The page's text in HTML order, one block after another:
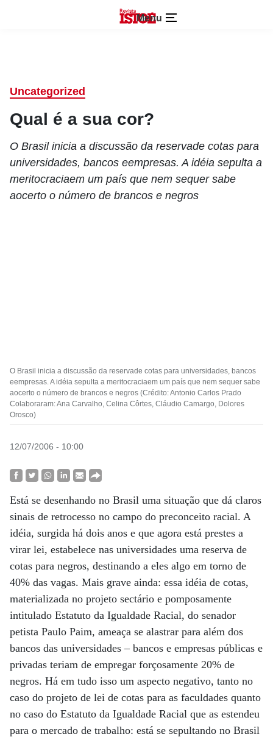
Menu
Uncategorized
Qual é a sua cor?
O Brasil inicia a discussão da reservade cotas para
universidades, bancos eempresas. A idéia sepulta a
meritocraciaem um país que nem sequer sabe
aocerto o número de brancos e negros
O Brasil inicia a discussão da reservade cotas para universidades, bancos
eempresas. A idéia sepulta a meritocraciaem um país que nem sequer sabe
aocerto o número de brancos e negros (Crédito: Antonio Carlos Prado
Colaboraram: Ana Carvalho, Celina Côrtes, Cláudio Camargo, Dolores
Orosco)
12/07/2006 - 10:00
Está se desenhando no Brasil uma situação que dá claros
sinais de retrocesso no campo do preconceito racial. A
idéia, surgida há dois anos e que agora está prestes a
virar lei, estabelece nas universidades uma reserva de
cotas para negros, destinando a eles algo em torno de
40% das vagas. Mais grave ainda: essa idéia de cotas,
materializada no projeto sectário e pomposamente
intitulado Estatuto da Igualdade Racial, do senador
petista Paulo Paim, ameaça se alastrar para além dos
bancos das universidades – bancos e empresas públicas e
privadas teriam de empregar forçosamente 20% de
negros. Há em tudo isso um aspecto negativo, tanto no
caso do projeto de lei de cotas para as faculdades quanto
no caso do Estatuto da Igualdade Racial que as estendeu
para o mercado de trabalho: está se sepultando no Brasil